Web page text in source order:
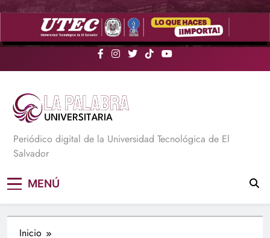
Saltar
La Palabra Universitaria
Periódico digital de la Universidad Tecnológica de El
Salvador
MENÚ
Inicio